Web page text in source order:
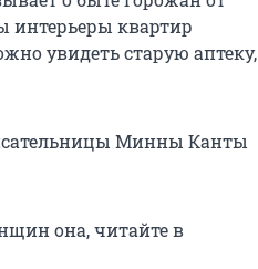
интерьеры квартир
увидеть старую аптеку,
Минны Канты
она, читайте в